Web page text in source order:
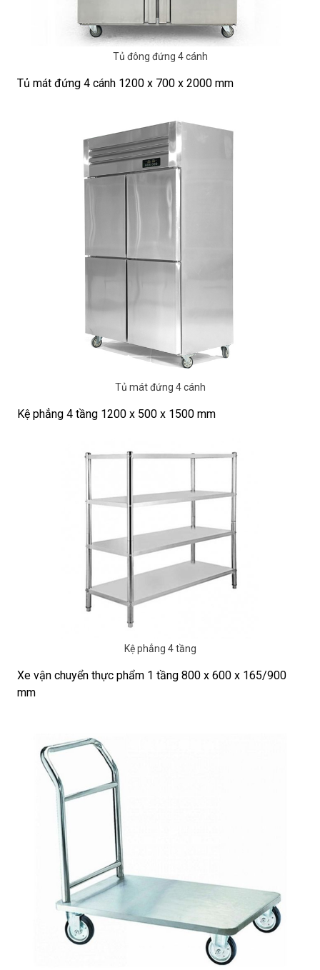
Tủ đông đứng 4 cánh
Tủ mát đứng 4 cánh 1200 x 700 x 2000 mm
Tủ mát đứng 4 cánh
Kệ phẳng 4 tầng 1200 x 500 x 1500 mm
Kệ phẳng 4 tầng
Xe vận chuyển thực phẩm 1 tầng 800 x 600 x 165/900
mm